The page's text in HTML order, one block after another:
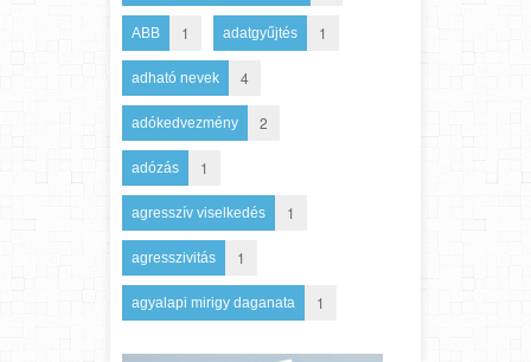
ABB 1 adatgyűjtés 1
adható nevek 4
adókedvezmény 2
adózás 1
agresszív viselkedés 1
agresszivitás 1
agyalapi mirigy daganata 1